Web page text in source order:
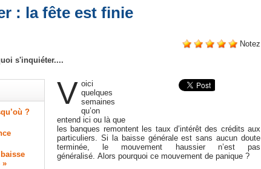
: la fête est finie
Notez
s'inquiéter....
?
»
V oici
quelques
semaines
qu’on
entend ici ou là que
les banques remontent les taux d’intérêt des crédits aux
particuliers. Si la baisse générale est sans aucun doute
terminée, le mouvement haussier n’est pas
généralisé. Alors pourquoi ce mouvement de panique ?